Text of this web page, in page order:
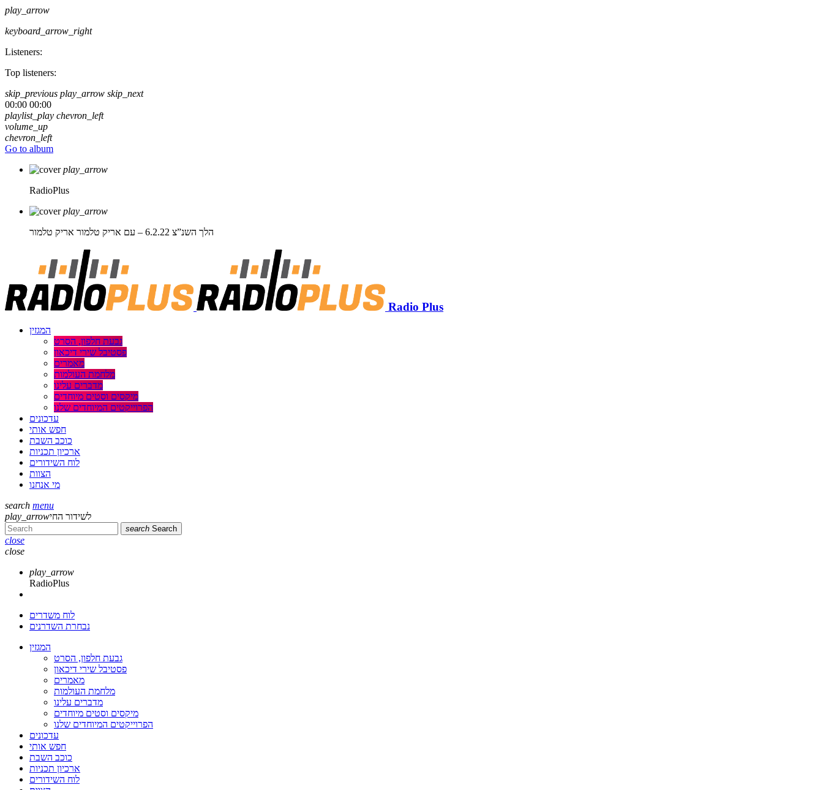
play_arrow
keyboard_arrow_right
Listeners:
Top listeners:
skip_previous play_arrow skip_next
00:00 00:00
playlist_play chevron_left
volume_up
chevron_left
Go to album
play_arrow
RadioPlus
play_arrow
הלך השנ”צ 6.2.22 – עם אריק טלמור
אריק טלמור
Radio Plus
המגזין
גבעת חלפון, הסרט
פסטיבל שירי דיכאון
מאמרים
מלחמת העולמות
מדברים עלינו
מיקסים וסטים מיוחדים
הפרוייקטים המיוחדים שלנו
עדכונים
חפש אותי
כוכב השבת
ארכיון תכניות
לוח השידורים
הצוות
מי אנחנו
search menu
play_arrowלשידור החי
search Search
close
close
play_arrow
RadioPlus
לוח משדרים
נבחרת השדרנים
המגזין
גבעת חלפון, הסרט
פסטיבל שירי דיכאון
מאמרים
מלחמת העולמות
מדברים עלינו
מיקסים וסטים מיוחדים
הפרוייקטים המיוחדים שלנו
עדכונים
חפש אותי
כוכב השבת
ארכיון תכניות
לוח השידורים